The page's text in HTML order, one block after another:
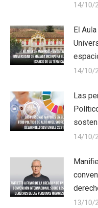
14/10/
El
14/10/
Las
14/10/
13/10/